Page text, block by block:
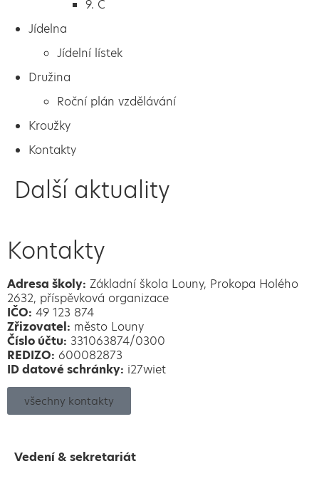
9. C
Jídelna
Jídelní lístek
Družina
Roční plán vzdělávání
Kroužky
Kontakty
Další aktuality
Kontakty
Adresa školy: Základní škola Louny, Prokopa Holého
2632, příspěvková organizace
IČO: 49 123 874
Zřizovatel: město Louny
Číslo účtu: 331063874/0300
REDIZO: 600082873
ID datové schránky: i27wiet
všechny kontakty
Vedení & sekretariát